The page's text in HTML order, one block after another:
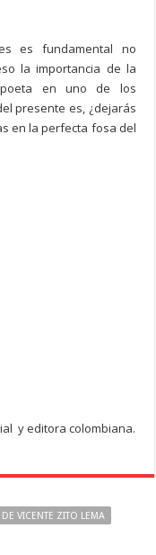
es fundamental no
la importancia de la
en uno de los
presente es, ¿dejarás
en la perfecta fosa del
y editora colombiana.
VICENTE ZITO LEMA